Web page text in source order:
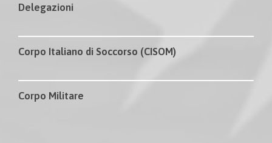
Delegazioni
Corpo Italiano di Soccorso (CISOM)
Corpo Militare